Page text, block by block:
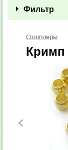
Фильтр
Стопплеры
Кримп